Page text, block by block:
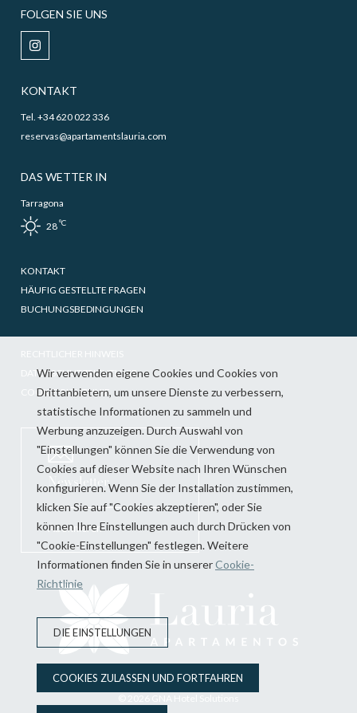
FOLGEN SIE UNS
KONTAKT
Tel. +34 620 022 336
reservas@apartamentslauria.com
DAS WETTER IN
Tarragona
28ºC
KONTAKT
HÄUFIG GESTELLTE FRAGEN
BUCHUNGSBEDINGUNGEN
DATENSCHUTZRICHTLINIE
COOKIE-RICHTLINIE
Newsletter
Abonnieren
Wir verwenden eigene Cookies und Cookies von
Drittanbietern, um unsere Dienste zu verbessern,
statistische Informationen zu sammeln und
Werbung anzuzeigen. Durch Auswahl von
"Einstellungen" können Sie die Verwendung von
Cookies auf dieser Website nach Ihren Wünschen
konfigurieren. Wenn Sie der Installation zustimmen,
klicken Sie auf "Cookies akzeptieren", oder Sie
können Ihre Einstellungen auch durch Drücken von
"Cookie-Einstellungen" festlegen. Weitere
Informationen finden Sie in unsererCookie-
Richtlinie
DIE EINSTELLUNGEN
COOKIES ZULASSEN UND FORTFAHREN